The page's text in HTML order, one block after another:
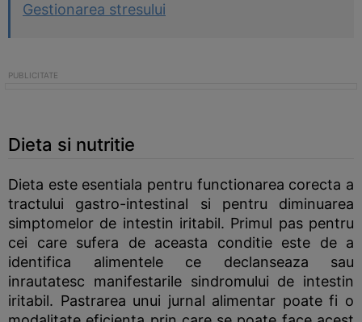
Gestionarea stresului
Dieta si nutritie
Dieta este esentiala pentru functionarea corecta a
tractului gastro-intestinal si pentru diminuarea
simptomelor de intestin iritabil. Primul pas pentru
cei care sufera de aceasta conditie este de a
identifica alimentele ce declanseaza sau
inrautatesc manifestarile sindromului de intestin
iritabil. Pastrarea unui jurnal alimentar poate fi o